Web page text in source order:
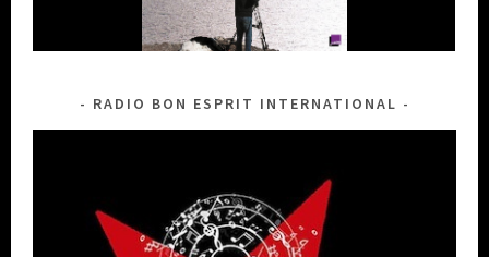
RADIO BON ESPRIT INTERNATIONAL